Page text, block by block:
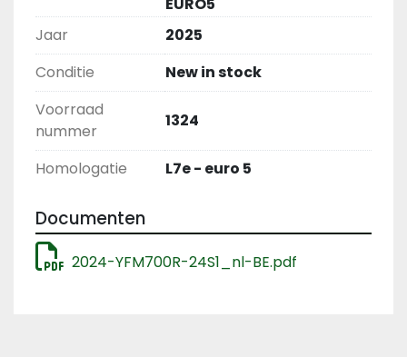
EURO5
Jaar
2025
Conditie
New in stock
Voorraad
nummer
1324
Homologatie L7e - euro 5
Documenten
2024-YFM700R-24S1_nl-BE.pdf